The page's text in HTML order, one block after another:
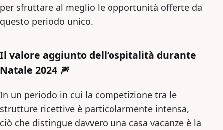
per sfruttare al meglio le opportunità offerte da
questo periodo unico.
Il valore aggiunto dell’ospitalità durante
Natale 2024 🎆
In un periodo in cui la competizione tra le
strutture ricettive è particolarmente intensa,
ciò che distingue davvero una casa vacanze è la